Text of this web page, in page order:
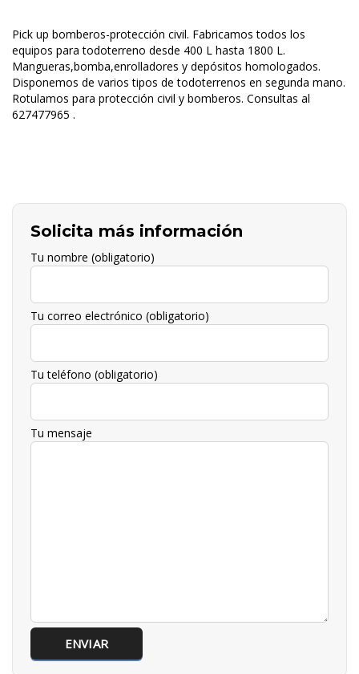
Pick up bomberos-protección civil. Fabricamos todos los
equipos para todoterreno desde 400 L hasta 1800 L.
Mangueras,bomba,enrolladores y depósitos homologados.
Disponemos de varios tipos de todoterrenos en segunda mano.
Rotulamos para protección civil y bomberos. Consultas al
627477965 .
Solicita más información
Tu nombre (obligatorio)
Tu correo electrónico (obligatorio)
Tu teléfono (obligatorio)
Tu mensaje